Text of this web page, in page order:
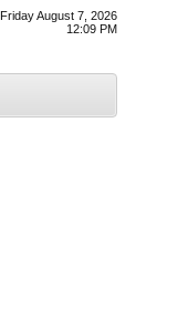
Friday August 7, 2026
12:09 PM